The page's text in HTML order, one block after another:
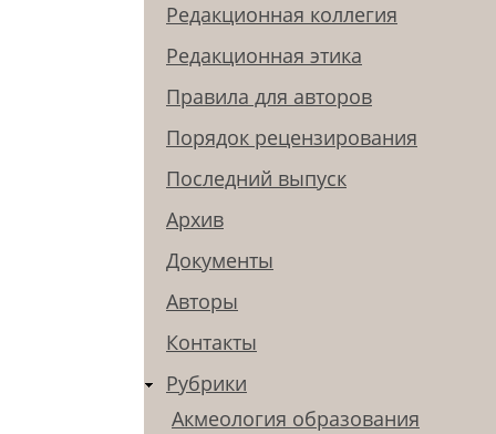
Редакционная коллегия
Редакционная этика
Правила для авторов
Порядок рецензирования
Последний выпуск
Архив
Документы
Авторы
Контакты
Рубрики
Акмеология образования